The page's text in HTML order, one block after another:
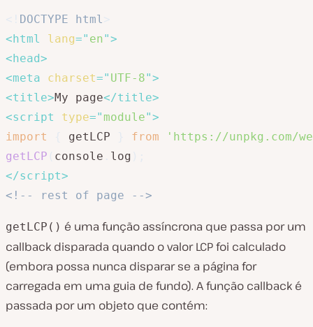
DOCTYPE html
<html lang=" en">
<head>
<meta charset=" UTF-8">
<title>My page</title>
<script type=" module">
import
getLCP from
'https://unpkg.com/
getLCP
console log
</script>
<!-- rest of page -->
getLCP() é uma função assíncrona que passa por um
callback disparada quando o valor LCP foi calculado
(embora possa nunca disparar se a página for
carregada em uma guia de fundo). A função callback é
passada por um objeto que contém: